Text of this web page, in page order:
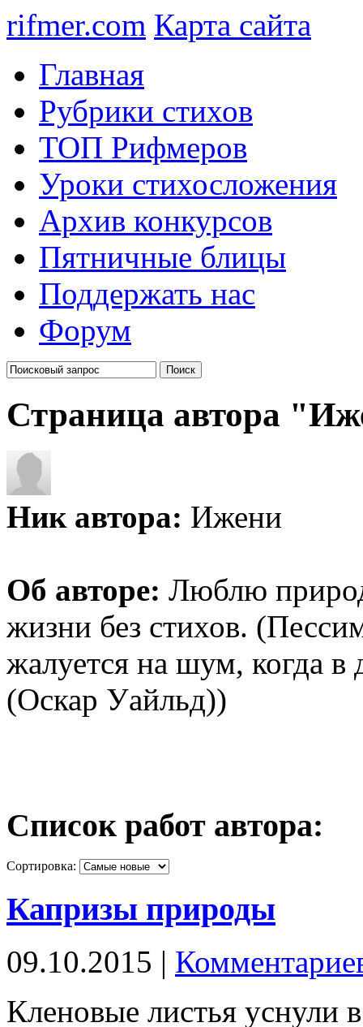
rifmer.com Карта сайта
Главная
Рубрики стихов
ТОП Рифмеров
Уроки стихосложения
Архив конкурсов
Пятничные блицы
Поддержать нас
Форум
Страница автора
Ник автора: Ижени
Об авторе: Люблю
жизни без стихов.
жалуется на шум, когда в
(Оскар Уайльд))
Список работ автора:
Сортировка:
Капризы природы
09.10.2015 |
Кленовые листья уснули